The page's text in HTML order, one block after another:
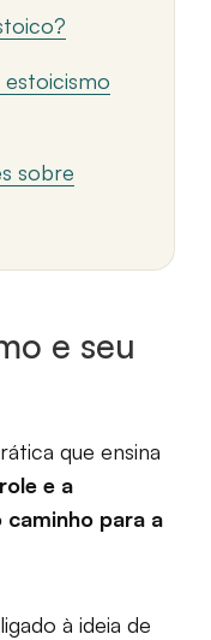
sobre
e seu
que ensina
e a
para a
à ideia de